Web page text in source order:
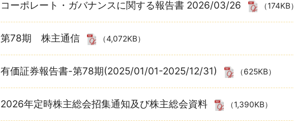
コーポレート・ガバナンスに関する報告書 2026/03/26 （174KB）
第78期 株主通信 （4,072KB）
有価証券報告書-第78期(2025/01/01-2025/12/31) （625KB）
2026年定時株主総会招集通知及び株主総会資料 （1,390KB）